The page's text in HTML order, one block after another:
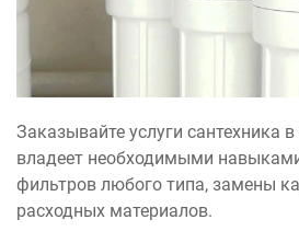
Заказывайте услуги сантехника
владеет необходимыми
фильтров любого типа, замены
расходных материалов.